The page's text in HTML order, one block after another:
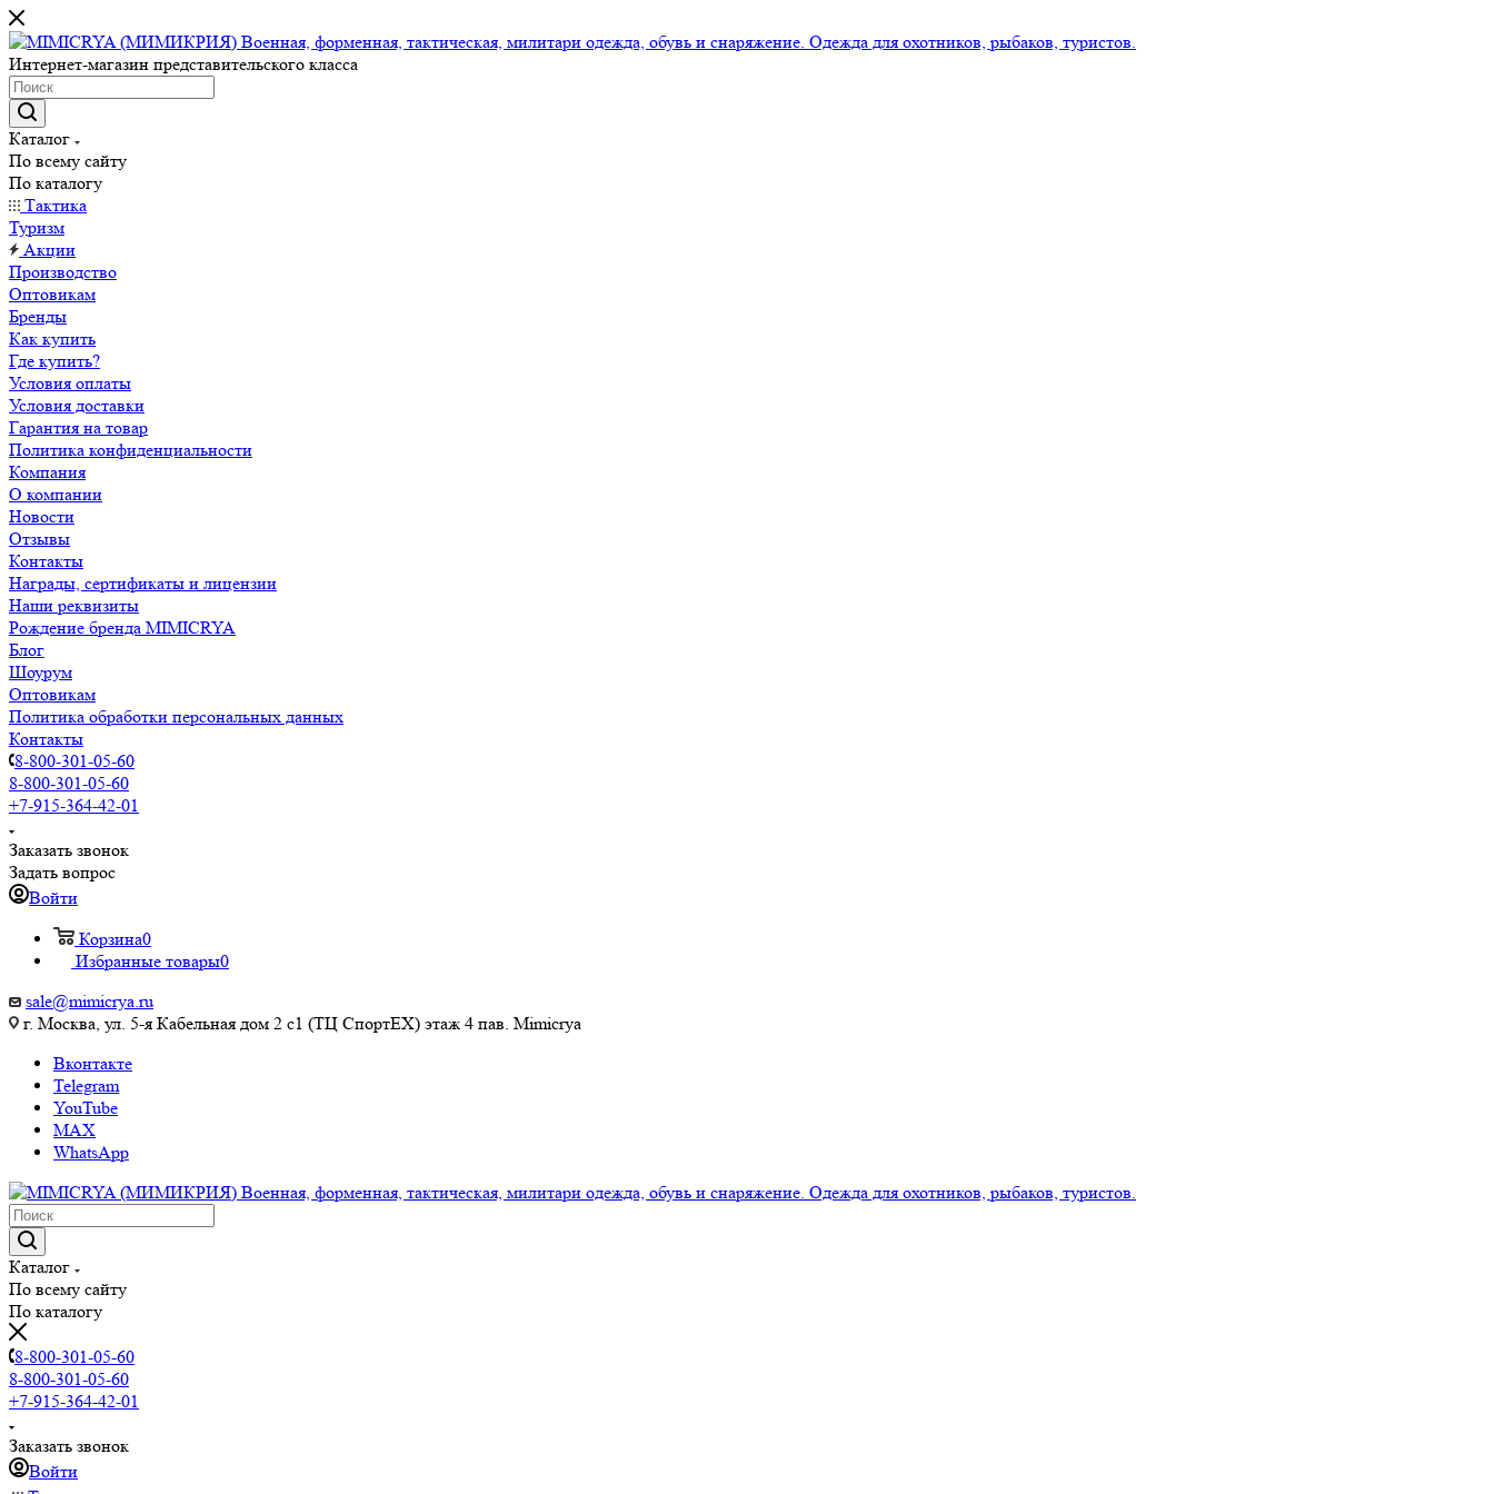
Интернет-магазин представительского класса
Каталог
По всему сайту
По каталогу
Тактика
Туризм
Акции
Производство
Оптовикам
Бренды
Как купить
Где купить?
Условия оплаты
Условия доставки
Гарантия на товар
Политика конфиденциальности
Компания
О компании
Новости
Отзывы
Контакты
Награды, сертификаты и лицензии
Наши реквизиты
Рождение бренда MIMICRYA
Блог
Шоурум
Оптовикам
Политика обработки персональных данных
Контакты
8-800-301-05-60
8-800-301-05-60
+7-915-364-42-01
Заказать звонок
Задать вопрос
Войти
Корзина0
Избранные товары0
sale@mimicrya.ru
г. Москва, ул. 5-я Кабельная дом 2 с1 (ТЦ СпортEX) этаж 4 пав. Mimicrya
Вконтакте
Telegram
YouTube
MAX
WhatsApp
Каталог
По всему сайту
По каталогу
8-800-301-05-60
8-800-301-05-60
+7-915-364-42-01
Заказать звонок
Войти